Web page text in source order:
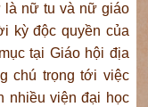
là nữ tu và nữ giáo
kỳ độc quyền của
tại Giáo hội địa
chú trọng tới việc
nhiều viện đại học